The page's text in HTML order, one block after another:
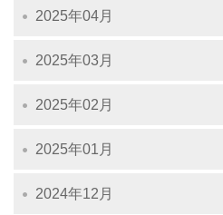
2025年04月
2025年03月
2025年02月
2025年01月
2024年12月